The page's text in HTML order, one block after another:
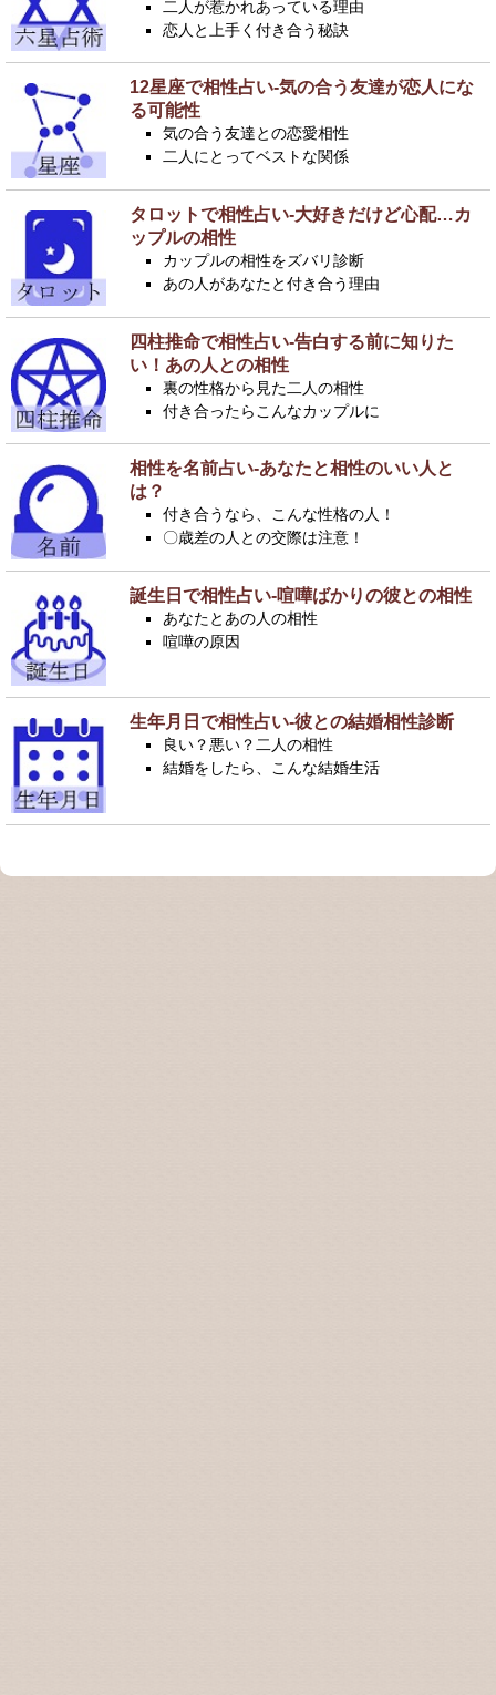
二人が惹かれあっている理由
恋人と上手く付き合う秘訣
12星座で相性占い-気の合う友達が恋人にな
る可能性
気の合う友達との恋愛相性
二人にとってベストな関係
タロットで相性占い-大好きだけど心配…カ
ップルの相性
カップルの相性をズバリ診断
あの人があなたと付き合う理由
四柱推命で相性占い-告白する前に知りた
い！あの人との相性
裏の性格から見た二人の相性
付き合ったらこんなカップルに
相性を名前占い-あなたと相性のいい人と
は？
付き合うなら、こんな性格の人！
〇歳差の人との交際は注意！
誕生日で相性占い-喧嘩ばかりの彼との相性
あなたとあの人の相性
喧嘩の原因
生年月日で相性占い-彼との結婚相性診断
良い？悪い？二人の相性
結婚をしたら、こんな結婚生活